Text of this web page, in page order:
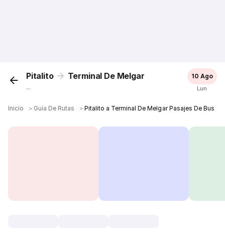
Pitalito Terminal De Melgar
...
10 Ago
Lun
Inicio ＞ Guía De Rutas ＞Pitalito a Terminal De Melgar Pasajes De Bus